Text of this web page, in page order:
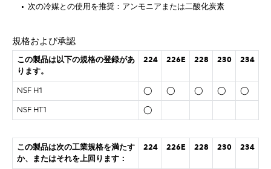
• 次の冷媒との使用を推奨：アンモニアまたは二酸化炭素
規格および承認
この製品は以下の規格の登録があ
ります。
224 226E 228 230 234
NSF H1 ◯ ◯ ◯ ◯
◯
NSF HT1
◯
この製品は次の工業規格を満たす
か、またはそれを上回ります：
224 226E 228 230 234